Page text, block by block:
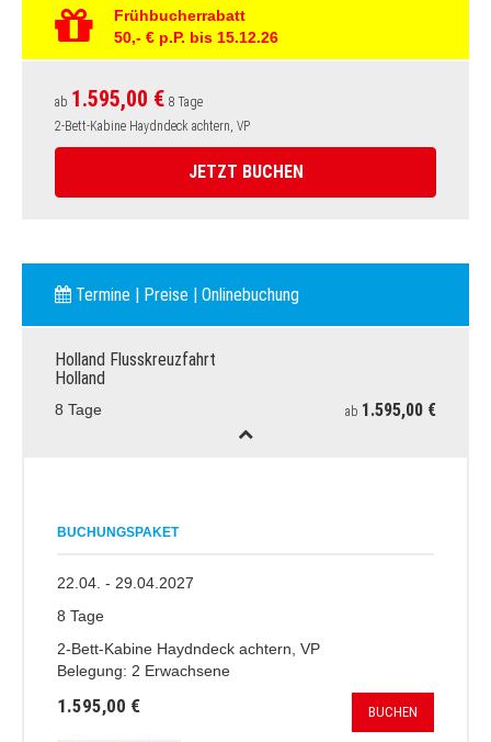
Frühbucherrabatt
50,- € p.P. bis 15.12.26
ab 1.595,00 € 8 Tage
2-Bett-Kabine Haydndeck achtern, VP
JETZT BUCHEN
Termine | Preise | Onlinebuchung
Holland Flusskreuzfahrt
Holland
8 Tage ab 1.595,00 €
BUCHUNGSPAKET
22.04. - 29.04.2027
8 Tage
2-Bett-Kabine Haydndeck achtern, VP
Belegung: 2 Erwachsene
1.595,00 € BUCHEN